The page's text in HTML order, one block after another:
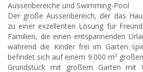
Aussenbereiche und Swimming-Pool
Der große Aussenbereich, der das
zu einer exzellenten Lösung für
Familien, die einen entspannenden
während die Kinder frei im Garten
befindet sich auf einem 9.000 m²
Grundstück mit großem Garten mit